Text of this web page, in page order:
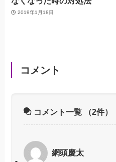
2019年1月18日
コメント
コメント一覧 （2件）
網頭慶太